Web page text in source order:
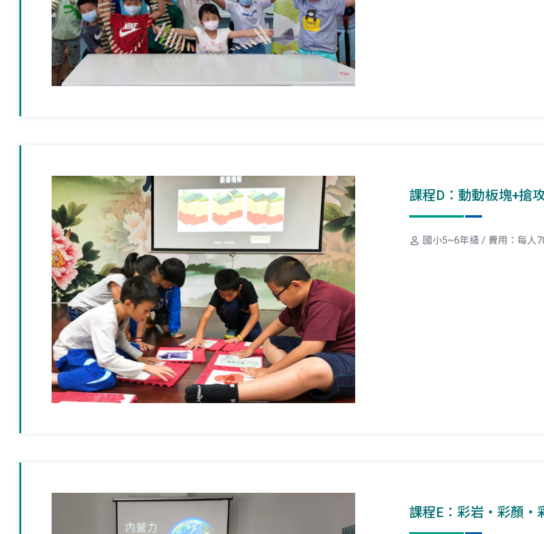
課程D：動動板塊+搶
國小5~6年級 / 費用：每人
課程E：彩岩‧彩顏‧